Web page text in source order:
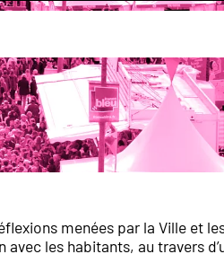
menées par la Ville et
les habitants, au travers